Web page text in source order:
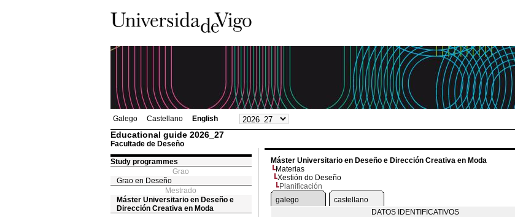
Galego Castellano English
Educational guide 2026_27
Facultade de Deseño
Study programmes
Grao
Grao en Deseño
Mestrado
Máster Universitario en Deseño e
Dirección Creativa en Moda
Máster Universitario en Deseño e Dirección Creativa en Moda
Materias
Xestión do Deseño
Planificación
galego
castellano
DATOS IDENTIFICATIVOS